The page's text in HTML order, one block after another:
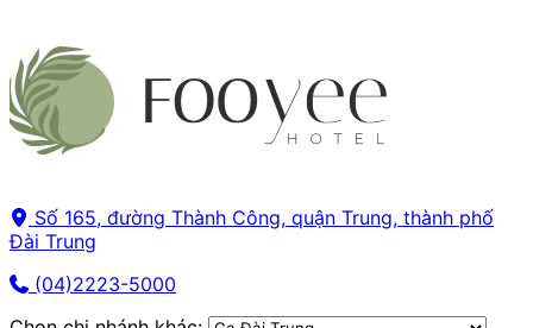
Số 165, đường Thành Công, quận Trung, thành phố
Đài Trung
(04)2223-5000